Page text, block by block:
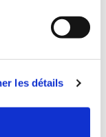
les détails
gérer
plus